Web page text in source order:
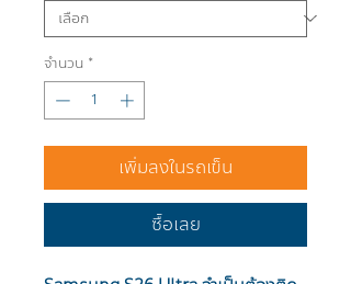
จำนวน *
เพิ่มลงในรถเข็น
ซื้อเลย